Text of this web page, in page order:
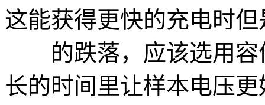
这能获得更快的充电时
的跌落，应该选用容
长的时间里让样本电压